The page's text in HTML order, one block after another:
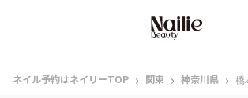
ネイル予約はネイリーTOP › 関東 › 神奈川県 › 橋